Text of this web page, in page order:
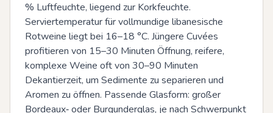
% Luftfeuchte, liegend zur Korkfeuchte.
Serviertemperatur für vollmundige libanesische
Rotweine liegt bei 16–18 °C. Jüngere Cuvées
profitieren von 15–30 Minuten Öffnung, reifere,
komplexe Weine oft von 30–90 Minuten
Dekantierzeit, um Sedimente zu separieren und
Aromen zu öffnen. Passende Glasform: großer
Bordeaux‑ oder Burgunderglas, je nach Schwerpunkt